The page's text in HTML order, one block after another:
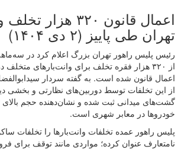
اعمال قانون ۳۲۰ هزار
تهران طی پاییز (۲ دی ۱۴۰۴)
رئیس پلیس راهور تهران بزرگ اعلام کرد در سه‌ماهه
از ۳۲۰ هزار فقره تخلف برای وانت‌بارهای متخلف
اعمال قانون شده است. به گفته سردار
از این تخلفات توسط دوربین‌های نظارتی و بخشی
گشت‌های میدانی ثبت شده و نشان‌دهنده حجم بالای
خودروها در معابر شهری است.
پلیس راهور عمده تخلفات وانت‌بارها را تخلفات ساکن
نامتعارف عنوان کرده؛ مواردی مانند توقف برای